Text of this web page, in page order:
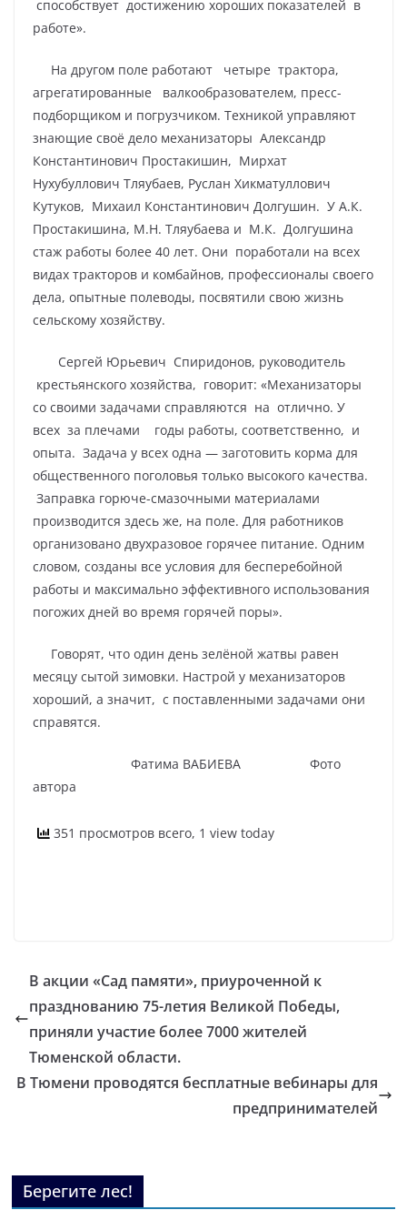
способствует достижению хороших показателей в
работе».
На другом поле работают четыре трактора,
агрегатированные валкообразователем, пресс-
подборщиком и погрузчиком. Техникой управляют
знающие своё дело механизаторы Александр
Константинович Простакишин, Мирхат
Нухубуллович Тляубаев, Руслан Хикматуллович
Кутуков, Михаил Константинович Долгушин. У А.К.
Простакишина, М.Н. Тляубаева и М.К. Долгушина
стаж работы более 40 лет. Они поработали на всех
видах тракторов и комбайнов, профессионалы своего
дела, опытные полеводы, посвятили свою жизнь
сельскому хозяйству.
Сергей Юрьевич Спиридонов, руководитель
крестьянского хозяйства, говорит: «Механизаторы
со своими задачами справляются на отлично. У
всех за плечами годы работы, соответственно, и
опыта. Задача у всех одна — заготовить корма для
общественного поголовья только высокого качества.
Заправка горюче-смазочными материалами
производится здесь же, на поле. Для работников
организовано двухразовое горячее питание. Одним
словом, созданы все условия для бесперебойной
работы и максимально эффективного использования
погожих дней во время горячей поры».
Говорят, что один день зелёной жатвы равен
месяцу сытой зимовки. Настрой у механизаторов
хороший, а значит, с поставленными задачами они
справятся.
Фатима ВАБИЕВА Фото
автора
351 просмотров всего, 1 view today
В акции «Сад памяти», приуроченной к
празднованию 75-летия Великой Победы,
приняли участие более 7000 жителей
Тюменской области.
В Тюмени проводятся бесплатные вебинары для
предпринимателей
Берегите лес!